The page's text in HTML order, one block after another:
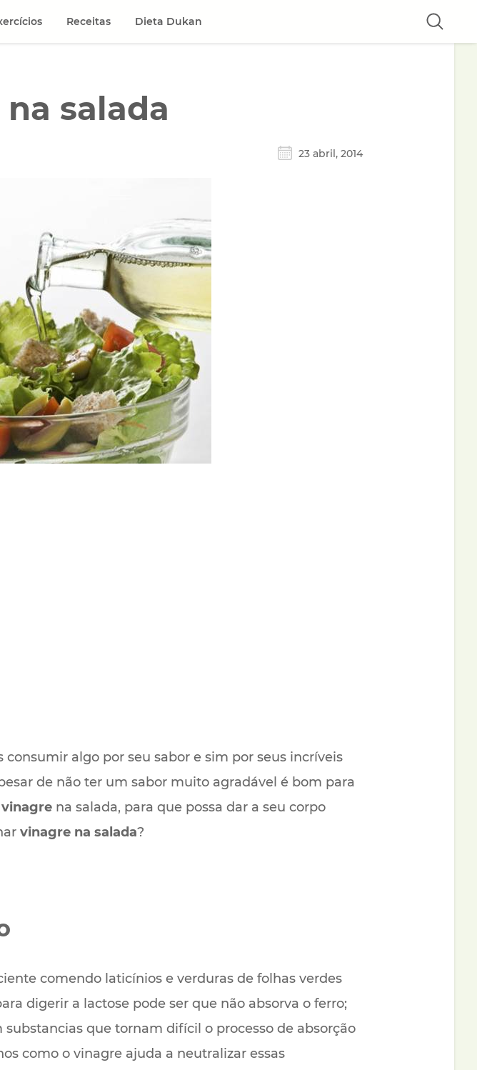
salada
23 abril, 2014
algo por seu sabor e sim por seus incríveis
de não ter um sabor muito agradável é bom para
na salada, para que possa dar a seu corpo
vinagre na salada?
comendo laticínios e verduras de folhas verdes
digerir a lactose pode ser que não absorva o ferro;
que tornam difícil o processo de absorção
como o vinagre ajuda a neutralizar essas
Receitas Dieta Dukan